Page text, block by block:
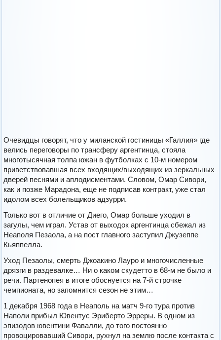
Очевидцы говорят, что у миланской гостиницы «Галлия» где
велись переговоры по трансферу аргентинца, стояла
многотысячная толпа южан в футболках с 10-м номером
приветствовавшая всех входящих/выходящих из зеркальных
дверей песнями и аплодисментами. Словом, Омар Сивори,
как и позже Марадона, еще не подписав контракт, уже стал
идолом всех болельщиков адзурри.
Только вот в отличие от Диего, Омар больше уходил в
загулы, чем играл. Устав от выходок аргентинца сбежал из
Неаполя Пезаола, а на пост главного заступил Джузеппе
Кьяппелла.
Уход Пезаолы, смерть Джоакино Лауро и многочисленные
дрязги в раздевалке… Ни о каком скудетто в 68-м не было и
речи. Партенопея в итоге обоснуется на 7-й строчке
чемпионата, но запомнится сезон не этим…
1 декабря 1968 года в Неаполь на матч 9-го тура против
Наполи прибыл Ювентус Эриберто Эрреры. В одном из
эпизодов ювентини Фавалли, до того постоянно
провоцировавший Сивори, рухнул на землю после контакта с